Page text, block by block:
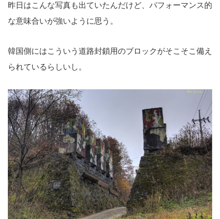
昨日はこんな写真も出ていたんだけど、パフォーマンス的
な意味合いが強いように思う。
韓国側にはこういう道路封鎖用のブロックがそこそこ備え
られているらしいし。